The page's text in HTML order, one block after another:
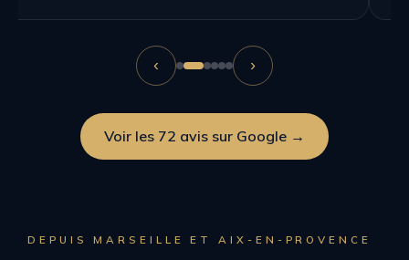
‹ ›
Voir les 72 avis sur Google →
DEPUIS MARSEILLE ET AIX-EN-PROVENCE